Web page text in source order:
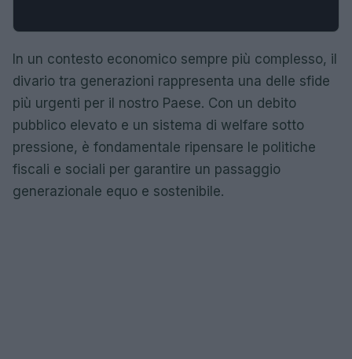
In un contesto economico sempre più complesso, il
divario tra generazioni rappresenta una delle sfide
più urgenti per il nostro Paese. Con un debito
pubblico elevato e un sistema di welfare sotto
pressione, è fondamentale ripensare le politiche
fiscali e sociali per garantire un passaggio
generazionale equo e sostenibile.